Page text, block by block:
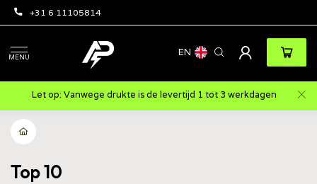
+31 6 11105814
MENU EN
Let op: Vanwege drukte is de levertijd 1 tot 3 werkdagen
Top 10